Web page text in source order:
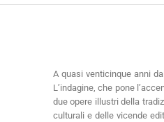
A quasi venticinque anni
L’indagine, che pone
due opere illustri della
culturali e delle vicende